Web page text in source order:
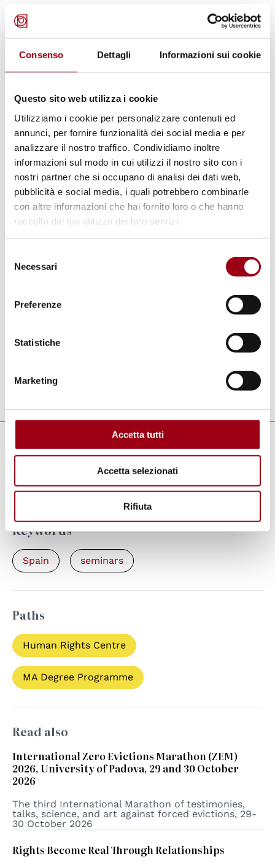
Consenso Dettagli Informazioni sui cookie
Questo sito web utilizza i cookie
Utilizziamo i cookie per personalizzare contenuti ed
annunci, per fornire funzionalità dei social media e per
analizzare il nostro traffico. Condividiamo inoltre
informazioni sul modo in cui utilizzi il nostro sito con i
nostri partner che si occupano di analisi dei dati web,
pubblicità e social media, i quali potrebbero combinarle
con altre informazioni che hai fornito loro o che hanno
raccolto dal tuo utilizzo dei loro servizi.
delNecessari
Preferenze
Statistiche
Marketing
Accetta tutti
Accetta selezionati
Rifiuta
Links
Registration form
Keywords
Spain seminars
Paths
Human Rights Centre
MA Degree Programme
Read also
International Zero Evictions Marathon (ZEM)
2026, University of Padova, 29 and 30 October
2026
The third International Marathon of testimonies,
talks, science, and art against forced evictions, 29-
30 October 2026
Rights Become Real Through Relationships